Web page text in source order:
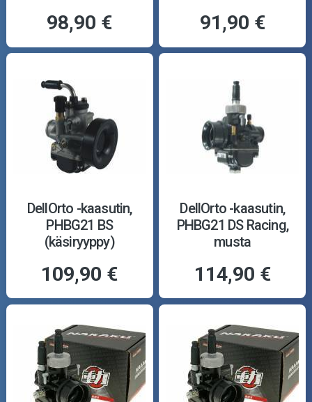
98,90 € 91,90 €
DellOrto -kaasutin,
PHBG21 BS
(käsiryyppy)
109,90 €
DellOrto -kaasutin,
PHBG21 DS Racing,
musta
114,90 €